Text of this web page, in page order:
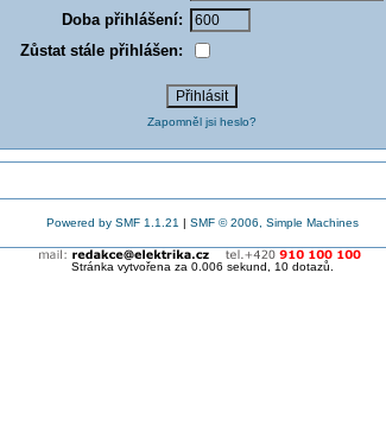
Doba přihlášení:
Zůstat stále přihlášen:
Zapomněl jsi heslo?
Powered by SMF 1.1.21 | SMF © 2006, Simple Machines
Stránka vytvořena za 0.006 sekund, 10 dotazů.